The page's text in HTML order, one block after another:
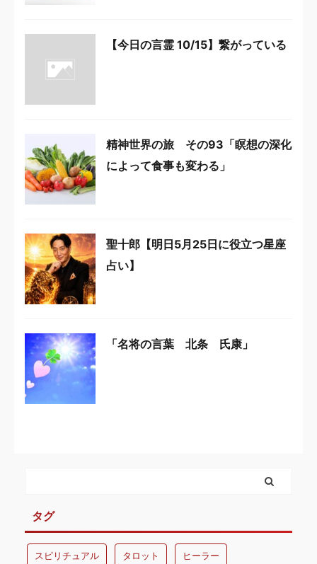
【今日の言霊 10/15】繋がっている
精神世界の旅 その93「瞑想の深化
によって食事も変わる」
聖十郎【明日5月25日に役立つ星座
占い】
「名将の言葉 北条 氏康」
タグ
スピリチュアル タロット ヒーラー